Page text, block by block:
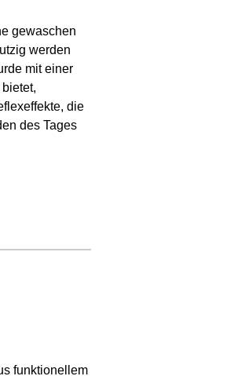
gewaschen
werden
mit einer
die
des Tages
funktionellem